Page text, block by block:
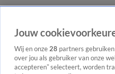
Uitzending bijwonen
Jouw
Wij en onze 28 partners
over jou als gebruiker van onze
accepteren” selecteert, worden